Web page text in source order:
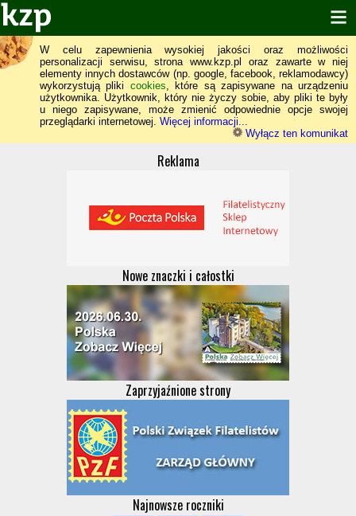
W celu zapewnienia wysokiej jakości oraz możliwości
personalizacji serwisu, strona www.kzp.pl oraz zawarte w niej
elementy innych dostawców (np. google, facebook, reklamodawcy)
wykorzystują pliki cookies, które są zapisywane na urządzeniu
użytkownika. Użytkownik, który nie życzy sobie, aby pliki te były
u niego zapisywane, może zmienić odpowiednie opcje swojej
przeglądarki internetowej. Więcej informacji...
Wyłącz ten komunikat
Reklama
Nowe znaczki i całostki
Zaprzyjaźnione strony
Najnowsze roczniki